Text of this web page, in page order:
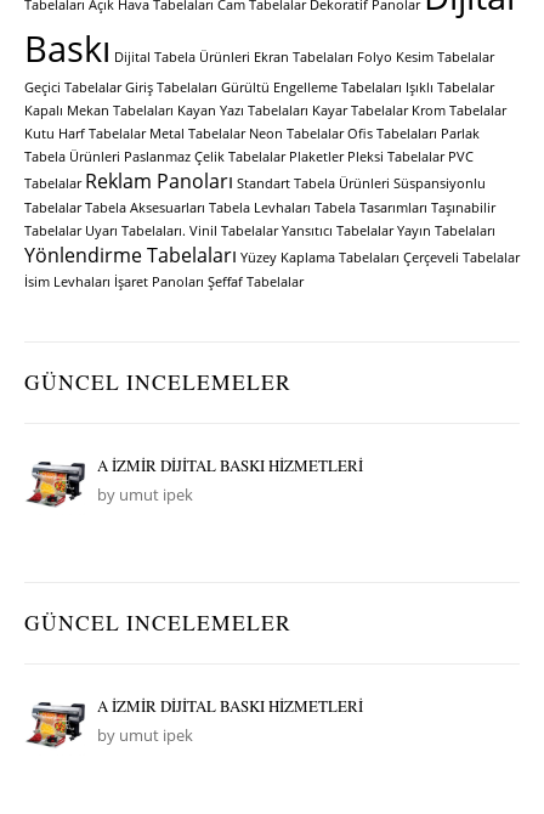
Tabelaları Açık Hava Tabelaları Cam Tabelalar Dekoratif Panolar
Baskı Dijital Tabela Ürünleri Ekran Tabelaları Folyo Kesim Tabelalar
Geçici Tabelalar Giriş Tabelaları Gürültü Engelleme Tabelaları Işıklı Tabelalar
Kapalı Mekan Tabelaları Kayan Yazı Tabelaları Kayar Tabelalar Krom Tabelalar
Kutu Harf Tabelalar Metal Tabelalar Neon Tabelalar Ofis Tabelaları Parlak
Tabela Ürünleri Paslanmaz Çelik Tabelalar Plaketler Pleksi Tabelalar PVC
Tabelalar Reklam Panoları Standart Tabela Ürünleri Süspansiyonlu
Tabelalar Tabela Aksesuarları Tabela Levhaları Tabela Tasarımları Taşınabilir
Tabelalar Uyarı Tabelaları. Vinil Tabelalar Yansıtıcı Tabelalar Yayın Tabelaları
Yönlendirme Tabelaları Yüzey Kaplama Tabelaları Çerçeveli Tabelalar
İsim Levhaları İşaret Panoları Şeffaf Tabelalar
GÜNCEL INCELEMELER
A İZMİR DİJİTAL BASKI HİZMETLERİ
by umut ipek
GÜNCEL INCELEMELER
A İZMİR DİJİTAL BASKI HİZMETLERİ
by umut ipek